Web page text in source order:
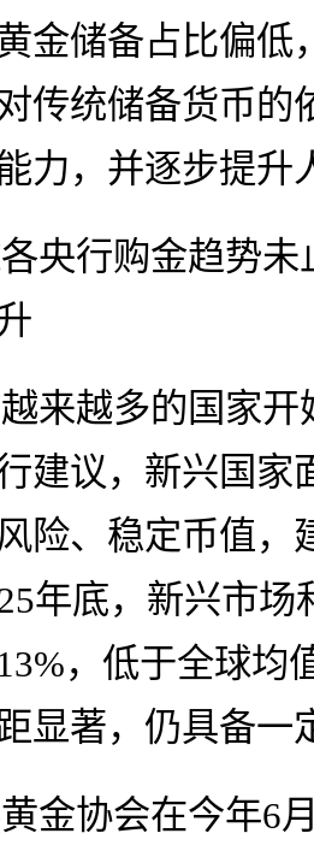
金储备占比偏低
传统储备货币的
力，并逐步提升
央行购金趋势
来越多的国家
建议，新兴国家
险、稳定币值，
年底，新兴市
，低于全球均
显著，仍具备一
金协会在今年6